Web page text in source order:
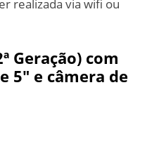
realizada via wifi ou
Geração) com
5″ e câmera de